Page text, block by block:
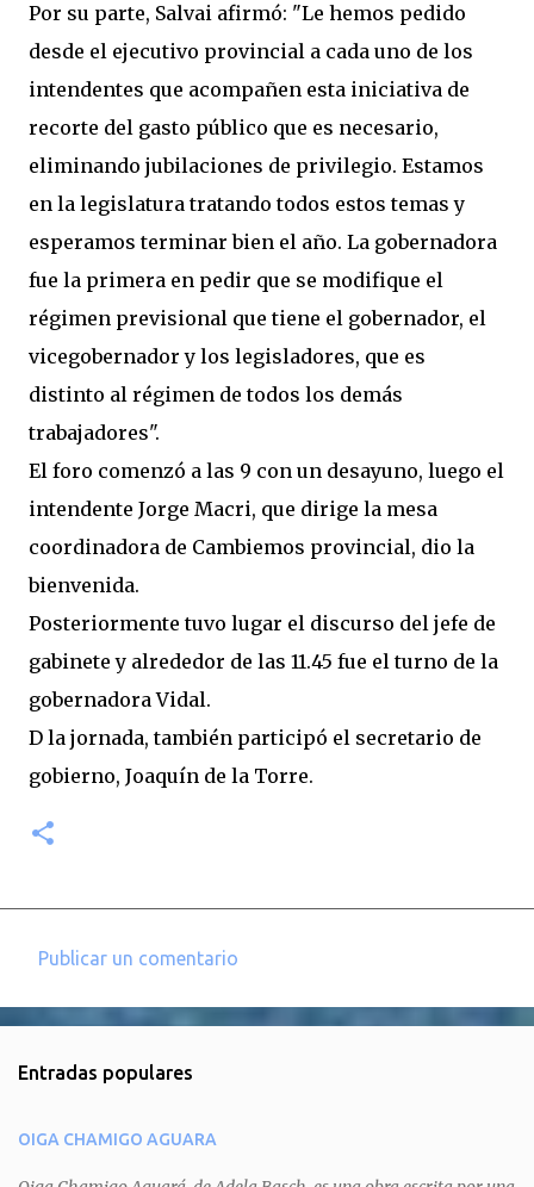
Por su parte, Salvai afirmó: "Le hemos pedido
desde el ejecutivo provincial a cada uno de los
intendentes que acompañen esta iniciativa de
recorte del gasto público que es necesario,
eliminando jubilaciones de privilegio. Estamos
en la legislatura tratando todos estos temas y
esperamos terminar bien el año. La gobernadora
fue la primera en pedir que se modifique el
régimen previsional que tiene el gobernador, el
vicegobernador y los legisladores, que es
distinto al régimen de todos los demás
trabajadores".
El foro comenzó a las 9 con un desayuno, luego el
intendente Jorge Macri, que dirige la mesa
coordinadora de Cambiemos provincial, dio la
bienvenida.
Posteriormente tuvo lugar el discurso del jefe de
gabinete y alrededor de las 11.45 fue el turno de la
gobernadora Vidal.
D la jornada, también participó el secretario de
gobierno, Joaquín de la Torre.
e
t
Publicar un comentario
Entradas populares
OIGA CHAMIGO AGUARA